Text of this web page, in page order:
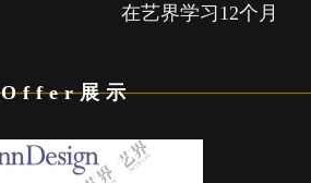
在艺界学习12个月
Offer展示